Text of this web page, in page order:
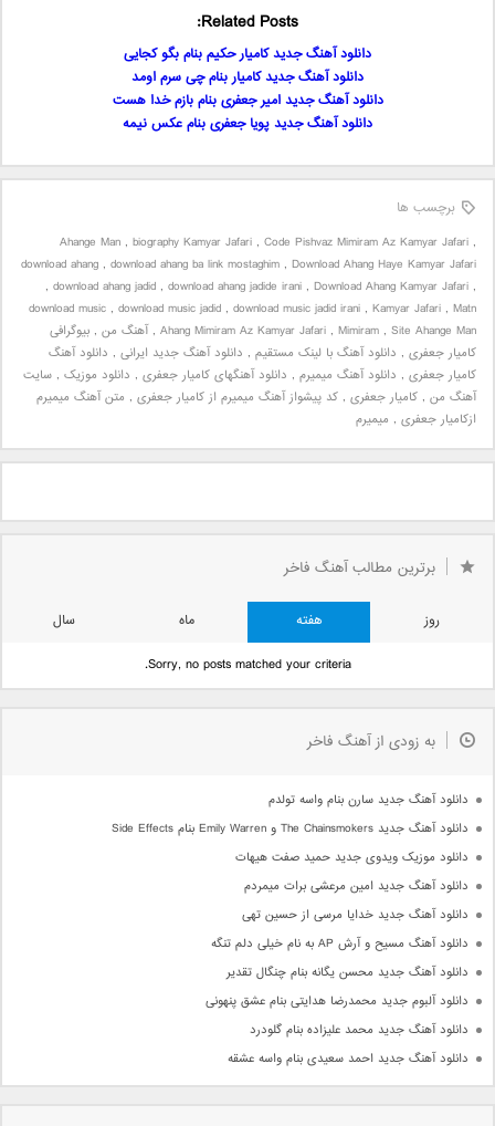
Related Posts:
دانلود آهنگ جدید کامیار حکیم بنام بگو کجایی
دانلود آهنگ جدید کامیار بنام چی سرم اومد
دانلود آهنگ جدید امیر جعفری بنام بازم خدا هست
دانلود آهنگ جدید پویا جعفری بنام عکس نیمه
برچسب ها
Ahange Man , biography Kamyar Jafari , Code Pishvaz Mimiram Az Kamyar Jafari ,
download ahang , download ahang ba link mostaghim , Download Ahang Haye Kamyar Jafari
, download ahang jadid , download ahang jadide irani , Download Ahang Kamyar Jafari ,
download music , download music jadid , download music jadid irani , Kamyar Jafari , Matn
Ahang Mimiram Az Kamyar Jafari , Mimiram , Site Ahange Man
,آهنگ من , بیوگرافی
کامیار جعفری , دانلود آهنگ با لینک مستقیم , دانلود آهنگ جدید ایرانی , دانلود آهنگ
کامیار جعفری , دانلود آهنگ میمیرم , دانلود آهنگهای کامیار جعفری , دانلود موزیک , سایت
آهنگ من , کامیار جعفری , کد پیشواز آهنگ میمیرم از کامیار جعفری , متن آهنگ میمیرم
ازکامیار جعفری , میمیرم
برترین مطالب آهنگ فاخر
روز هفته ماه
سال
Sorry, no posts matched your criteria.
به زودی از آهنگ فاخر
دانلود آهنگ جدید سارن بنام واسه تولدم
دانلود آهنگ جدید The Chainsmokers و Emily Warren بنام Side Effects
دانلود موزیک ویدوی جدید حمید صفت هیهات
دانلود آهنگ جدید امین مرعشی برات میمردم
دانلود آهنگ جدید خدایا مرسی از حسین تهی
دانلود آهنگ مسیح و آرش AP به نام خیلی دلم تنگه
دانلود آهنگ جدید محسن یگانه بنام چنگال تقدیر
دانلود آلبوم جدید محمدرضا هدایتی بنام عشق پنهونی
دانلود آهنگ جدید محمد علیزاده بنام گلودرد
دانلود آهنگ جدید احمد سعیدی بنام واسه عشقه